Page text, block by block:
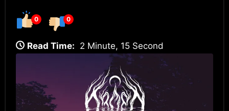
0 0
Read Time: 2 Minute, 15 Second